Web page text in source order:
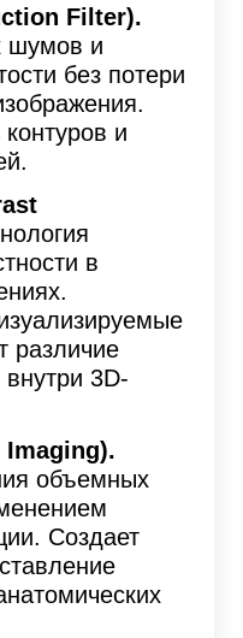
Filter).
шумов и
без потери
и
в
различие
3D-
Imaging).
объемных
Создает